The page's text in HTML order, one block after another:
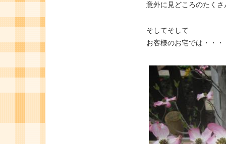
意外に見どころのたく
そしてそして
お客様のお宅では・・・